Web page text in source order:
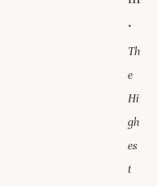
.
Th
e
Hi
gh
es
t